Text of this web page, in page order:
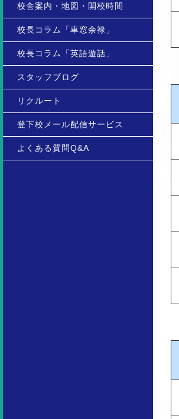
校舎案内・地図・開校時間
校長コラム「車窓余禄」
校長コラム「英語遊話」
スタッフブログ
リクルート
登下校メール配信サービス
よくある質問Q&A